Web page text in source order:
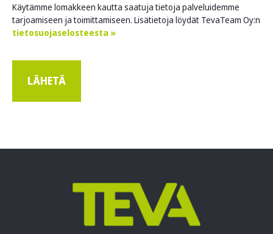
Käytämme lomakkeen kautta saatuja tietoja palveluidemme
tarjoamiseen ja toimittamiseen. Lisätietoja löydät TevaTeam Oy:n
tietosuojaselosteesta »